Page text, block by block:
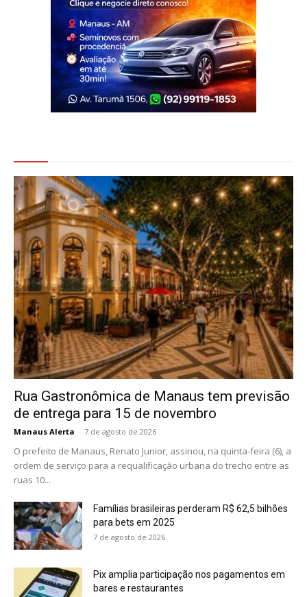
Rua Gastronômica de Manaus tem previsão
de entrega para 15 de novembro
Manaus Alerta - 7 de agosto de 2026
O prefeito de Manaus, Renato Junior, assinou, na quinta-feira (6), a
ordem de serviço para a requalificação urbana do trecho entre as
ruas 10...
Famílias brasileiras perderam R$ 62,5 bilhões
para bets em 2025
7 de agosto de 2026
Pix amplia participação nos pagamentos em
bares e restaurantes